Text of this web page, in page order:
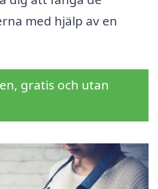
med hjälp av en
gratis och utan